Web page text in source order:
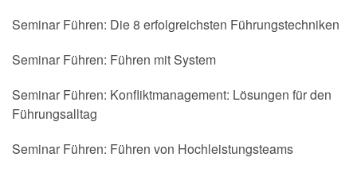
Seminar Führen: Die 8 erfolgreichsten Führungstechniken
Seminar Führen: Führen mit System
Seminar Führen: Konfliktmanagement: Lösungen für den
Führungsalltag
Seminar Führen: Führen von Hochleistungsteams